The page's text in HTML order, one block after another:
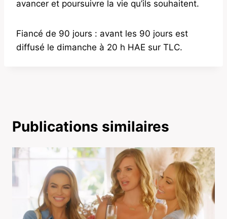
avancer et poursuivre la vie qu’ils souhaitent.
Fiancé de 90 jours : avant les 90 jours est
diffusé le dimanche à 20 h HAE sur TLC.
Publications similaires